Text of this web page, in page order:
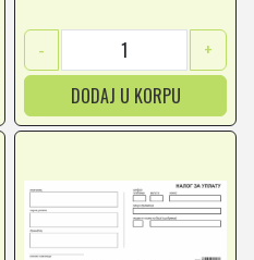
-
+
DODAJ U KORPU